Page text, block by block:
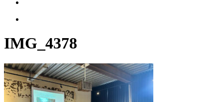
Menu
IMG_4378